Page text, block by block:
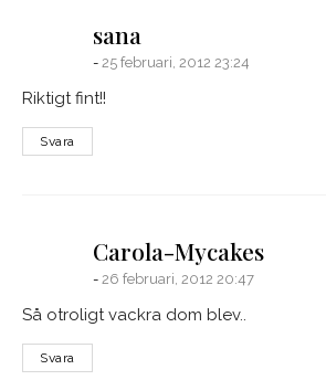
sana
25 februari, 2012 23:24
Riktigt fint!!
Svara
Carola-Mycakessays:
26 februari, 2012 20:47
Så otroligt vackra dom blev..
Svara